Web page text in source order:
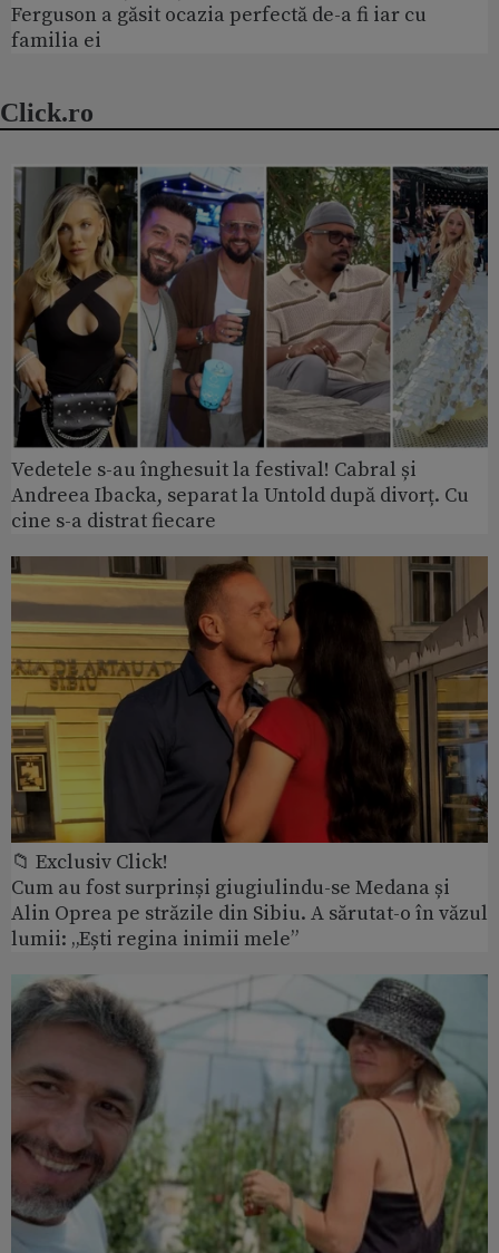
Ferguson a găsit ocazia perfectă de-a fi iar cu
familia ei
Click.ro
Vedetele s-au înghesuit la festival! Cabral și
Andreea Ibacka, separat la Untold după divorț. Cu
cine s-a distrat fiecare
📁 Exclusiv Click!
Cum au fost surprinși giugiulindu-se Medana și
Alin Oprea pe străzile din Sibiu. A sărutat-o în văzul
lumii: „Ești regina inimii mele”